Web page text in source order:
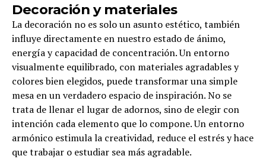
Decoración y materiales
La decoración no es solo un asunto estético, también
influye directamente en nuestro estado de ánimo,
energía y capacidad de concentración. Un entorno
visualmente equilibrado, con materiales agradables y
colores bien elegidos, puede transformar una simple
mesa en un verdadero espacio de inspiración. No se
trata de llenar el lugar de adornos, sino de elegir con
intención cada elemento que lo compone. Un entorno
armónico estimula la creatividad, reduce el estrés y hace
que trabajar o estudiar sea más agradable.